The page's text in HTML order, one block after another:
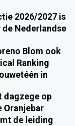
2026/2027 is
Nederlandse
Blom ook
Ranking
in
dagzege op
Oranjebar
de leiding